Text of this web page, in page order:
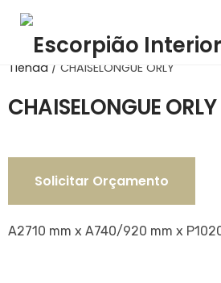
Tienda / CHAISELONGUE ORLY
CHAISELONGUE ORLY
Solicitar Orçamento
A2710 mm x A740/920 mm x